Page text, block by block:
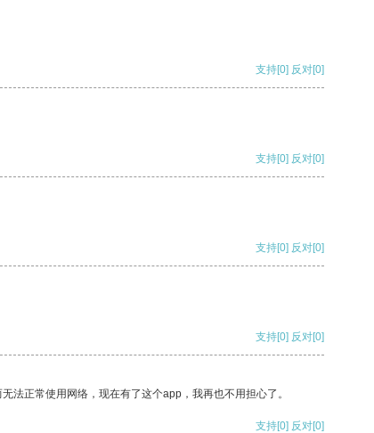
支持[0] 反对[0]
支持[0] 反对[0]
支持[0] 反对[0]
支持[0] 反对[0]
法正常使用网络，现在有了这个app，我再也不用担心了。
支持[0] 反对[0]